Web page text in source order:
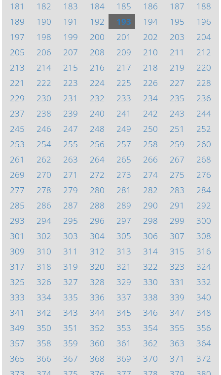
181
182 183 184 185 186 187
188
189
190 191 192 193 194 195
196
197
198 199 200 201 202 203
204
205
206 207 208 209 210 211
212
213
214 215 216 217 218 219
220
221
222 223 224 225 226 227
228
229
230 231 232 233 234 235
236
237
238 239 240 241 242 243
244
245
246 247 248 249 250 251
252
253
254 255 256 257 258 259
260
261
262 263 264 265 266 267
268
269
270 271 272 273 274 275
276
277
278 279 280 281 282 283
284
285
286 287 288 289 290 291
292
293
294 295 296 297 298 299
300
301
302 303 304 305 306 307
308
309
310 311 312 313 314 315
316
317
318 319 320 321 322 323
324
325
326 327 328 329 330 331
332
333
334 335 336 337 338 339
340
341
342 343 344 345 346 347
348
349
350 351 352 353 354 355
356
357
358 359 360 361 362 363
364
365
366 367 368 369 370 371
372